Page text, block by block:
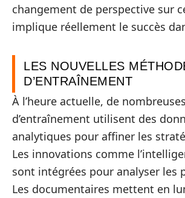
changement de perspective sur
implique réellement le succès
LES NOUVELLES
D’ENTRAÎNEMENT
À l’heure actuelle, de
d’entraînement utilisent des
analytiques pour affiner les
Les innovations comme
sont intégrées pour analyser les
Les documentaires mettent en